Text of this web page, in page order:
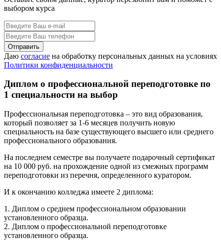
выбором курса
Даю согласие на обработку персональных данных на условиях
Политики конфиденциальности
Диплом о профессиональной переподготовке по
1 специальности на выбор
Профессиональная переподготовка – это вид образования,
который позволяет за 1-6 месяцев получить новую
специальность на базе существующего высшего или среднего
профессионального образования.
На последнем семестре вы получаете подарочный сертификат
на 10 000 руб. на прохождение одной из смежных программ
переподготовки из перечня, определенного куратором.
И к окончанию колледжа имеете 2 диплома:
1. Диплом о среднем профессиональном образовании
установленного образца.
2. Диплом о профессиональной переподготовке
установленного образца.